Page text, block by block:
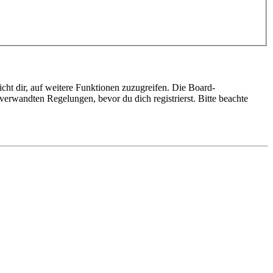
dir, auf weitere Funktionen zuzugreifen. Die Board-
Regelungen, bevor du dich registrierst. Bitte beachte